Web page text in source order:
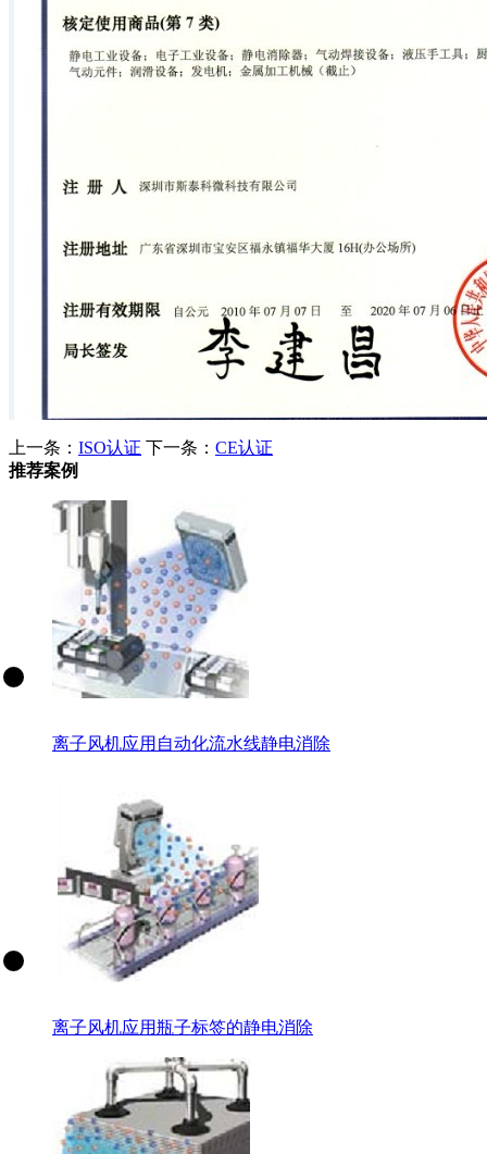
上一条： ISO认证 下一条： CE认证
推荐案例
离子风机应用自动化流水线静电消除
离子风机应用瓶子标签的静电消除